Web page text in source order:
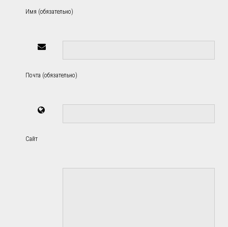
Имя (обязательно)
Почта (обязательно)
Сайт